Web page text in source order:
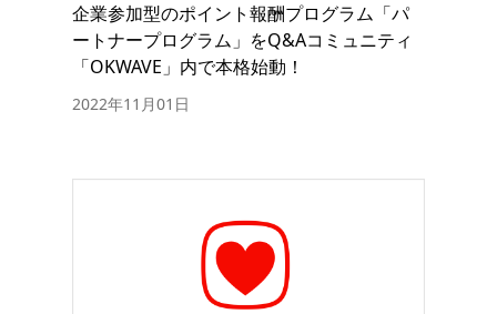
企業参加型のポイント報酬プログラム「パ
ートナープログラム」をQ&Aコミュニティ
「OKWAVE」内で本格始動！
2022年11月01日